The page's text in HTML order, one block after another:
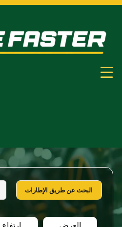
البحث عن طريق الإطارات